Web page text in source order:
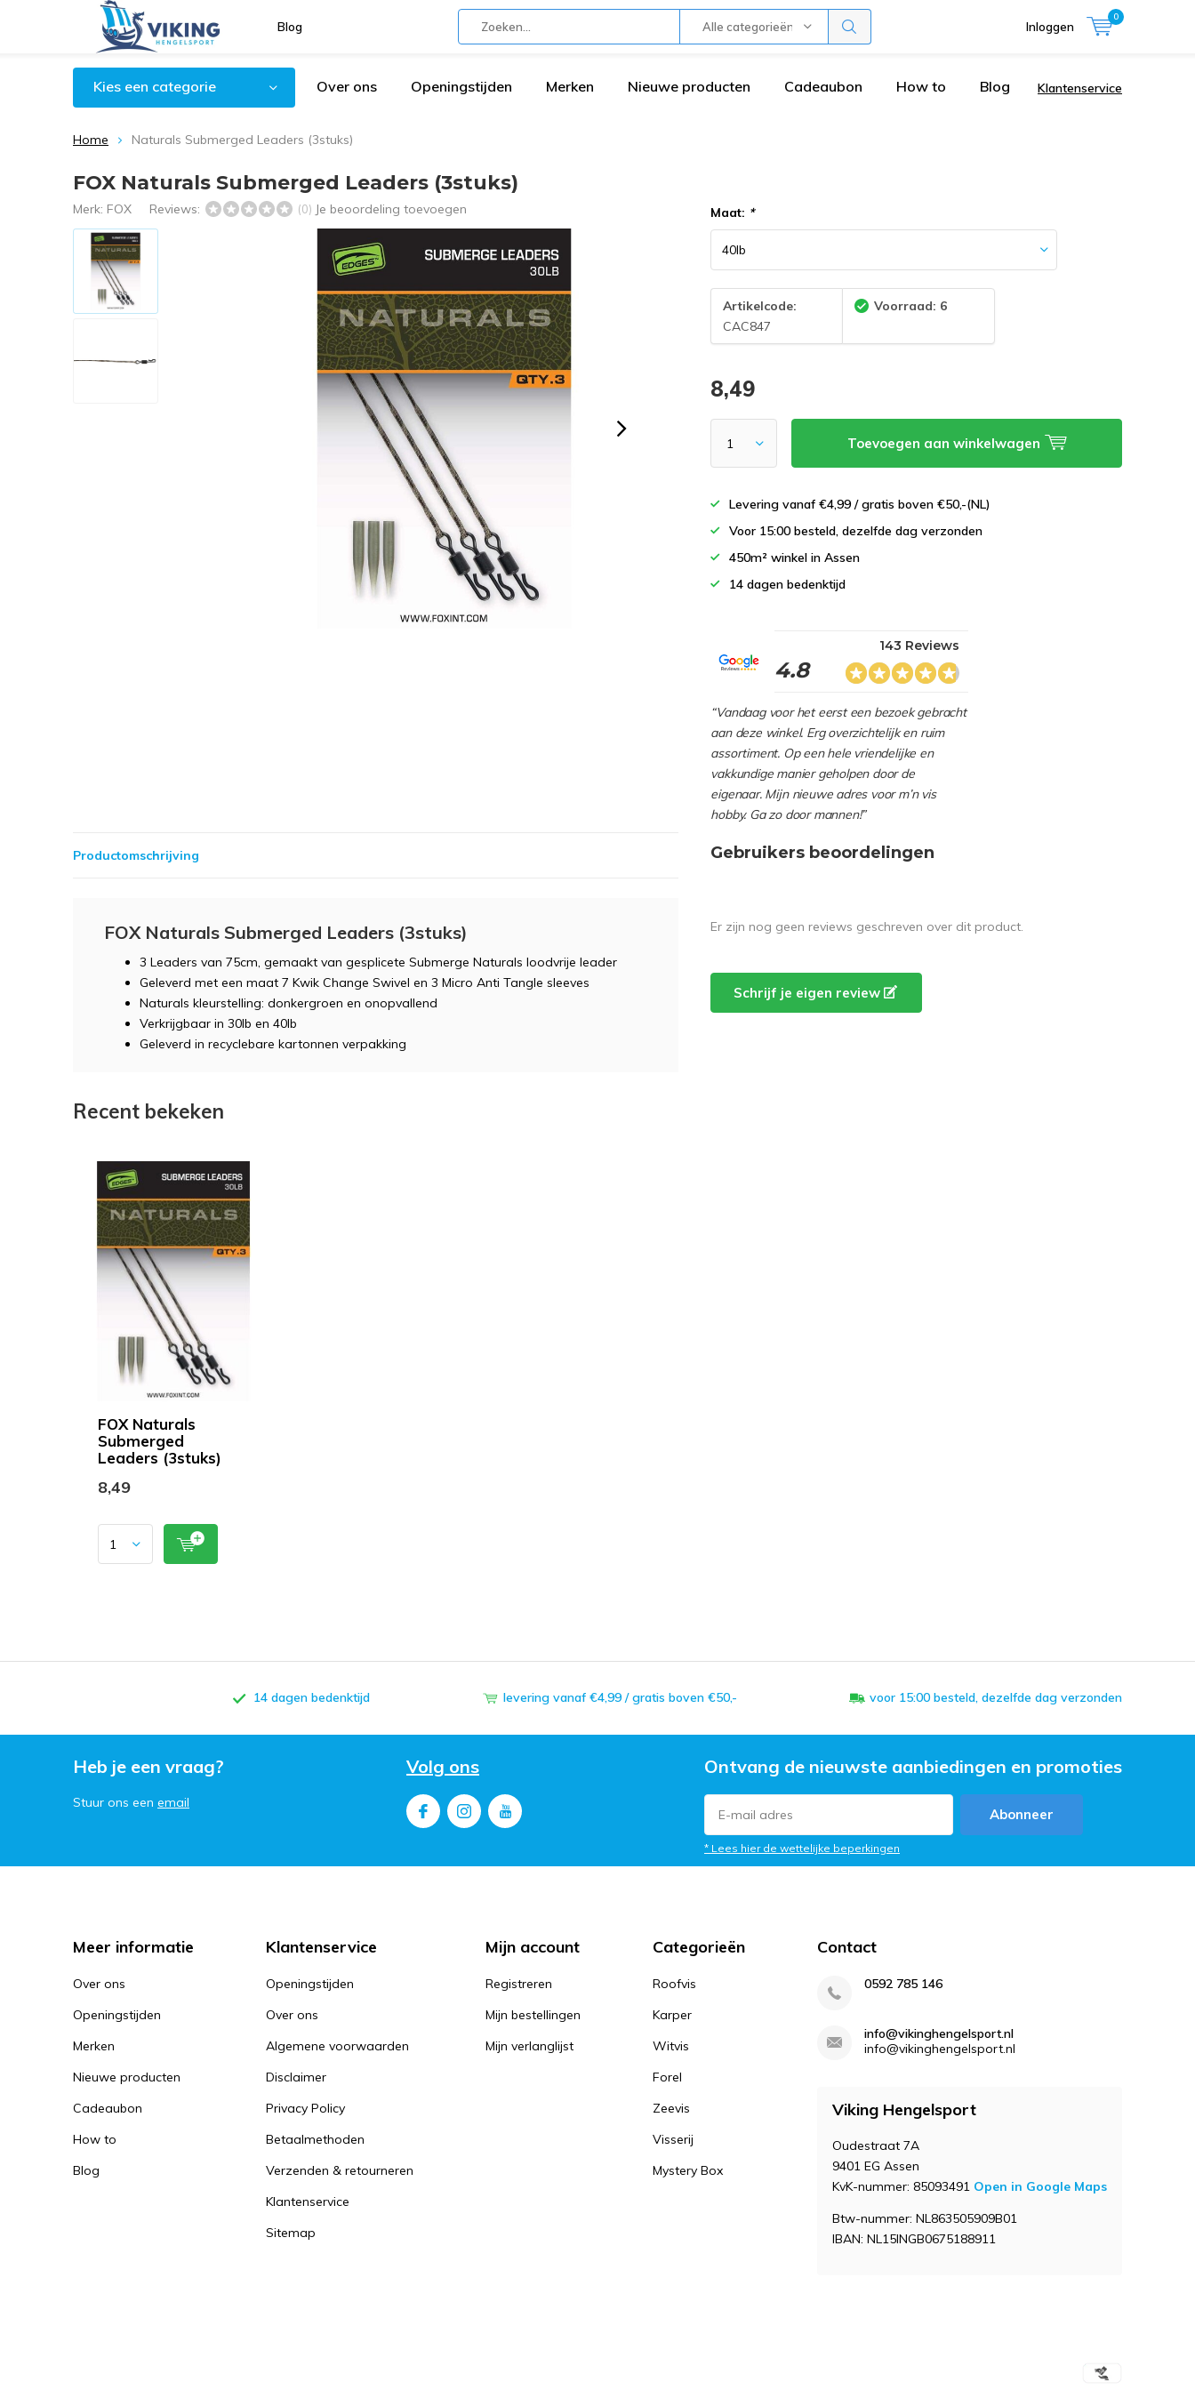
Blog Alle categorieën Inloggen
0
Kies een categorie Over ons Openingstijden Merken Nieuwe producten Cadeaubon How to Blog Klantenservice
Home Naturals Submerged Leaders (3stuks)
FOX Naturals Submerged Leaders (3stuks)
Merk: FOX Reviews: (0) Je beoordeling toevoegen Maat: *
Artikelcode:
CAC847
Voorraad: 6
8,49
Toevoegen aan winkelwagen
Levering vanaf €4,99 / gratis boven €50,-(NL)
Voor 15:00 besteld, dezelfde dag verzonden
450m² winkel in Assen
14 dagen bedenktijd
4.8
143 Reviews
“Vandaag voor het eerst een bezoek gebracht
aan deze winkel. Erg overzichtelijk en ruim
assortiment. Op een hele vriendelijke en
vakkundige manier geholpen door de
eigenaar. Mijn nieuwe adres voor m’n vis
hobby. Ga zo door mannen!”
Productomschrijving
FOX Naturals Submerged Leaders (3stuks)
3 Leaders van 75cm, gemaakt van gesplicete Submerge Naturals loodvrije leader
Geleverd met een maat 7 Kwik Change Swivel en 3 Micro Anti Tangle sleeves
Naturals kleurstelling: donkergroen en onopvallend
Verkrijgbaar in 30lb en 40lb
Geleverd in recyclebare kartonnen verpakking
Gebruikers beoordelingen
Er zijn nog geen reviews geschreven over dit product.
Schrijf je eigen review
Recent bekeken
FOX Naturals
Submerged
Leaders (3stuks)
8,49
14 dagen bedenktijd levering vanaf €4,99 / gratis boven €50,- voor 15:00 besteld, dezelfde dag verzonden
Heb je een vraag?
Stuur ons een email
Volg ons Ontvang de nieuwste aanbiedingen en promoties
Abonneer
* Lees hier de wettelijke beperkingen
Meer informatie
Over ons
Openingstijden
Merken
Nieuwe producten
Cadeaubon
How to
Blog
Klantenservice
Openingstijden
Over ons
Algemene voorwaarden
Disclaimer
Privacy Policy
Betaalmethoden
Verzenden & retourneren
Klantenservice
Sitemap
Mijn account
Registreren
Mijn bestellingen
Mijn verlanglijst
Categorieën
Roofvis
Karper
Witvis
Forel
Zeevis
Visserij
Mystery Box
Contact
0592 785 146
info@vikinghengelsport.nl
info@vikinghengelsport.nl
Viking Hengelsport
Oudestraat 7A
9401 EG Assen
KvK-nummer: 85093491 Open in Google Maps
Btw-nummer: NL863505909B01
IBAN: NL15INGB0675188911